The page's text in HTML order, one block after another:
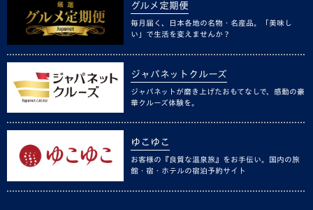
グルメ定期便
毎月届く、日本各地の名物・名産品。「美味し
い」で生活を変えませんか？
ジャパネットクルーズ
ジャパネットが磨き上げたおもてなしで、感動の豪
華クルーズ体験を。
ゆこゆこ
お客様の『良質な温泉旅』をお手伝い。国内の旅
館・宿・ホテルの宿泊予約サイト